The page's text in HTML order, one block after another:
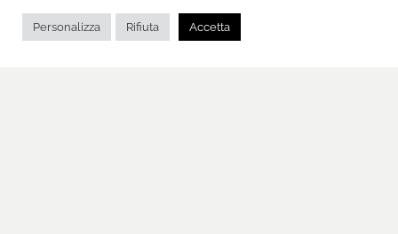
Personalizza Rifiuta Accetta